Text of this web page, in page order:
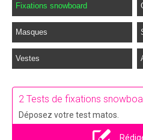
Fixations snowboard
Masques
Vestes
2 Tests de fixations
Déposez votre test matos.